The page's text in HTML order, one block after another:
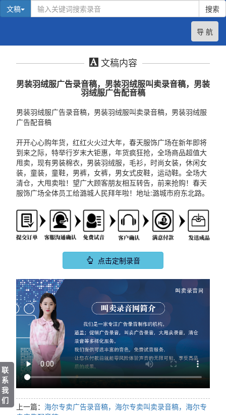
文稿 搜索
导 航
文稿内容
男装羽绒服广告录音稿，男装羽绒服叫卖录音稿，男装
羽绒服广告配音稿
男装羽绒服广告录音稿，男装羽绒服叫卖录音稿，男装羽绒服
广告配音稿
开开心心购年货，红红火火过大年，春天服饰广场在新年即将
到来之际，特举行岁末大钜惠，年货疯狂抢，全场商品超值大
甩卖，现有男装棉衣，男装羽绒服，毛衫，时尚女装，休闲女
装，童装，童鞋，男裤，女裤，男女式皮鞋，运动鞋。全场大
清仓，大甩卖啦！望广大顾客朋友相互转告，前来抢购！春天
服饰广场全体员工给潞城人民拜年啦！地址:潞城市府东北路。
点击定制录音
上一篇： 海尔专卖广告录音稿，海尔专卖叫卖录音稿，海尔专
联
系
我
们